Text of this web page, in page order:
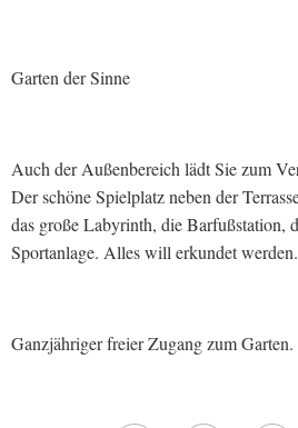
Garten der Sinne
Auch der Außenbereich lädt Sie zum
Der schöne Spielplatz neben der
das große Labyrinth, die Barfußstation,
Sportanlage. Alles will erkundet werden.
Ganzjähriger freier Zugang zum Garten.